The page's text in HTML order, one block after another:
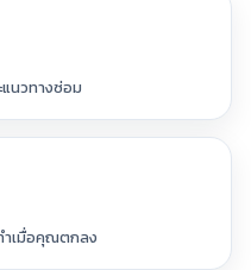
แนวทางซ่อม
ำเมื่อคุณตกลง